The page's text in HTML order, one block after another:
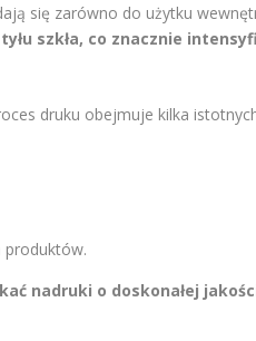
się zarówno do użytku
szkła, co znacznie
druku obejmuje kilka
nadruki o doskonałej